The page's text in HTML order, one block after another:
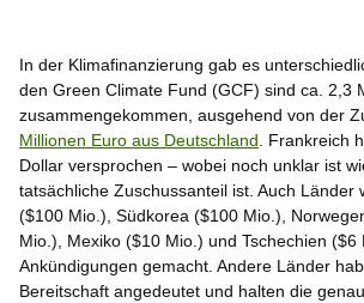
In der Klimafinanzierung gab es
den Green Climate Fund (GCF) sind ca. 2,3
zusammengekommen, ausgehend von der
Millionen Euro aus Deutschland . Frankreich
Dollar versprochen – wobei noch unklar ist
tatsächliche Zuschussanteil ist. Auch Länder
($100 Mio.), Südkorea ($100 Mio.),
Mio.), Mexiko ($10 Mio.) und Tschechien ($6
Ankündigungen gemacht. Andere Länder
Bereitschaft angedeutet und halten die